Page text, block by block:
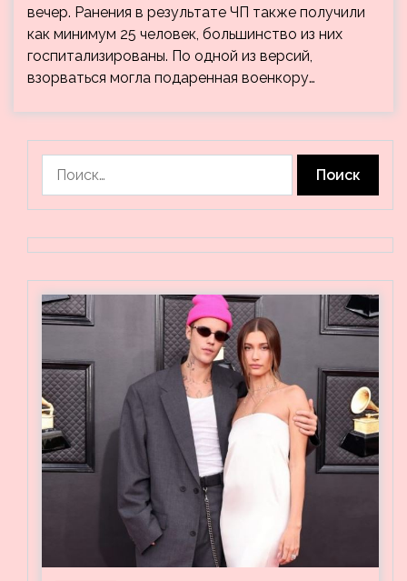
вечер. Ранения в результате ЧП также получили
как минимум 25 человек, большинство из них
госпитализированы. По одной из версий,
взорваться могла подаренная военкору…